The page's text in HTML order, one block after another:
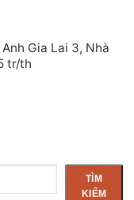
Gia Lai 3, Nhà
tr/th
TÌM
KIẾM